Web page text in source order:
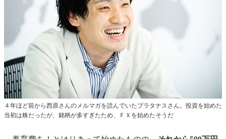
４年ほど前から西原さんのメルマガを読んでいたプラタナスさん。投資を始めた
当初は株だったが、銘柄が多すぎたため、ＦＸを始めたそうだ